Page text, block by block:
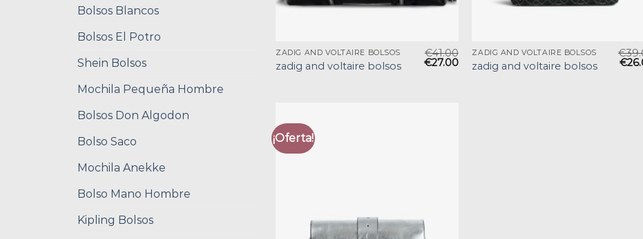
Bolsos Blancos
Bolsos El Potro
Shein Bolsos
Mochila Pequeña Hombre
Bolsos Don Algodon
Bolso Saco
Mochila Anekke
Bolso Mano Hombre
Kipling Bolsos
ZADIG AND VOLTAIRE BOLSOS
zadig and voltaire bolsos
€41.00
€27.00
ZADIG AND VOLTAIRE BOLSOS
zadig and voltaire bolsos
€
€
¡Oferta!